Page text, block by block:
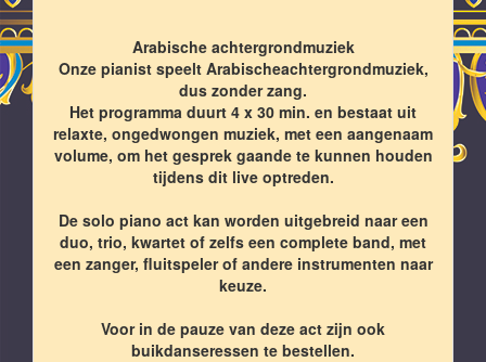
Arabische achtergrondmuziek
Onze pianist speelt Arabischeachtergrondmuziek,
dus zonder zang.
Het programma duurt 4 x 30 min. en bestaat uit
relaxte, ongedwongen muziek, met een aangenaam
volume, om het gesprek gaande te kunnen houden
tijdens dit live optreden.
De solo piano act kan worden uitgebreid naar een
duo, trio, kwartet of zelfs een complete band, met
een zanger, fluitspeler of andere instrumenten naar
keuze.
Voor in de pauze van deze act zijn ook
buikdanseressen te bestellen.